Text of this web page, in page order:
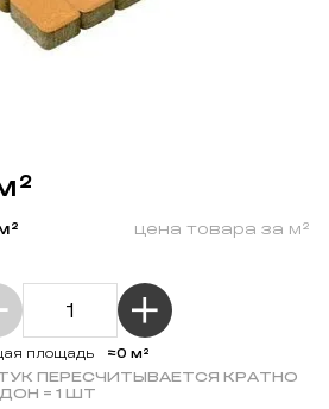
цена товара за м²
площадь
≈0 м²
ПЕРЕСЧИТЫВАЕТСЯ КРАТНО
= 1 ШТ